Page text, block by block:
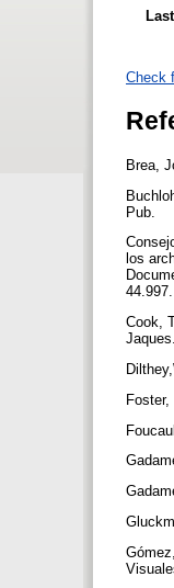
Check
Brea,
Pub.
los
44.997.
Cook,